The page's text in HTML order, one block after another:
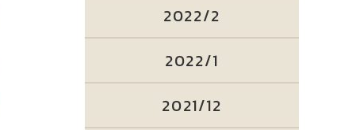
2022/2
2022/1
2021/12